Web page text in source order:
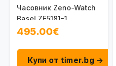
Часовник Zeno-Watch
Basel ZE5181-1
495.00€
Купи от timer.bg →